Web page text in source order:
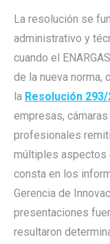
La resolución se
administrativo y
cuando el
de la nueva norma,
la Resolución 293/
empresas,
profesionales
múltiples aspectos
consta en los
Gerencia de
presentaciones
resultaron